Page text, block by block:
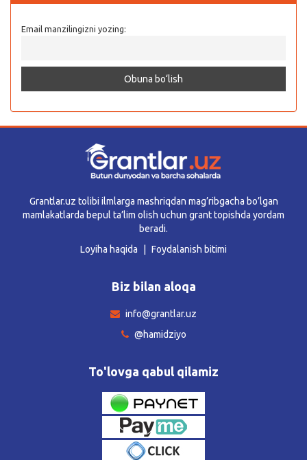
Email manzilingizni yozing:
Grantlar.uz tolibi ilmlarga mashriqdan mag’ribgacha bo’lgan
mamlakatlarda bepul ta’lim olish uchun grant topishda yordam
beradi.
Loyiha haqida
Foydalanish bitimi
Biz bilan aloqa
info@grantlar.uz
@hamidziyo
To'lovga qabul qilamiz